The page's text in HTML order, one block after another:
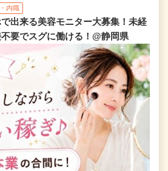
内職
出来る美容モニター大募集！未経
要でスグに働ける！@静岡県